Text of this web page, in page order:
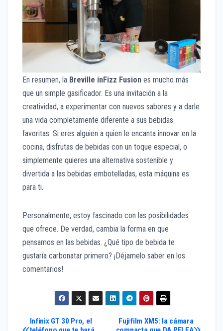
En resumen, la Breville inFizz Fusion es mucho más
que un simple gasificador. Es una invitación a la
creatividad, a experimentar con nuevos sabores y a darle
una vida completamente diferente a sus bebidas
favoritas. Si eres alguien a quien le encanta innovar en la
cocina, disfrutas de bebidas con un toque especial, o
simplemente quieres una alternativa sostenible y
divertida a las bebidas embotelladas, esta máquina es
para ti.
Personalmente, estoy fascinado con las posibilidades
que ofrece. De verdad, cambia la forma en que
pensamos en las bebidas. ¿Qué tipo de bebida te
gustaría carbonatar primero? ¡Déjamelo saber en los
comentarios!
Navegación
Fujifilm XM5: la cámara
Infinix GT 30 Pro, el